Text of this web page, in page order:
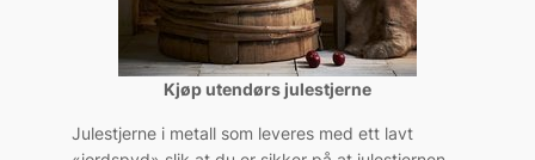
Kjøp utendørs julestjerne
Julestjerne i metall som leveres med ett lavt